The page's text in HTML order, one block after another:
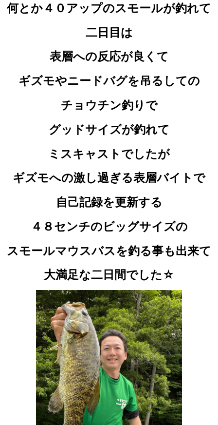
何とか４０アップのスモールが釣れて
二日目は
表層への反応が良くて
ギズモやニードバグを吊るしての
チョウチン釣りで
グッドサイズが釣れて
ミスキャストでしたが
ギズモへの激し過ぎる表層バイトで
自己記録を更新する
４８センチのビッグサイズの
スモールマウスバスを釣る事も出来て
大満足な二日間でした☆